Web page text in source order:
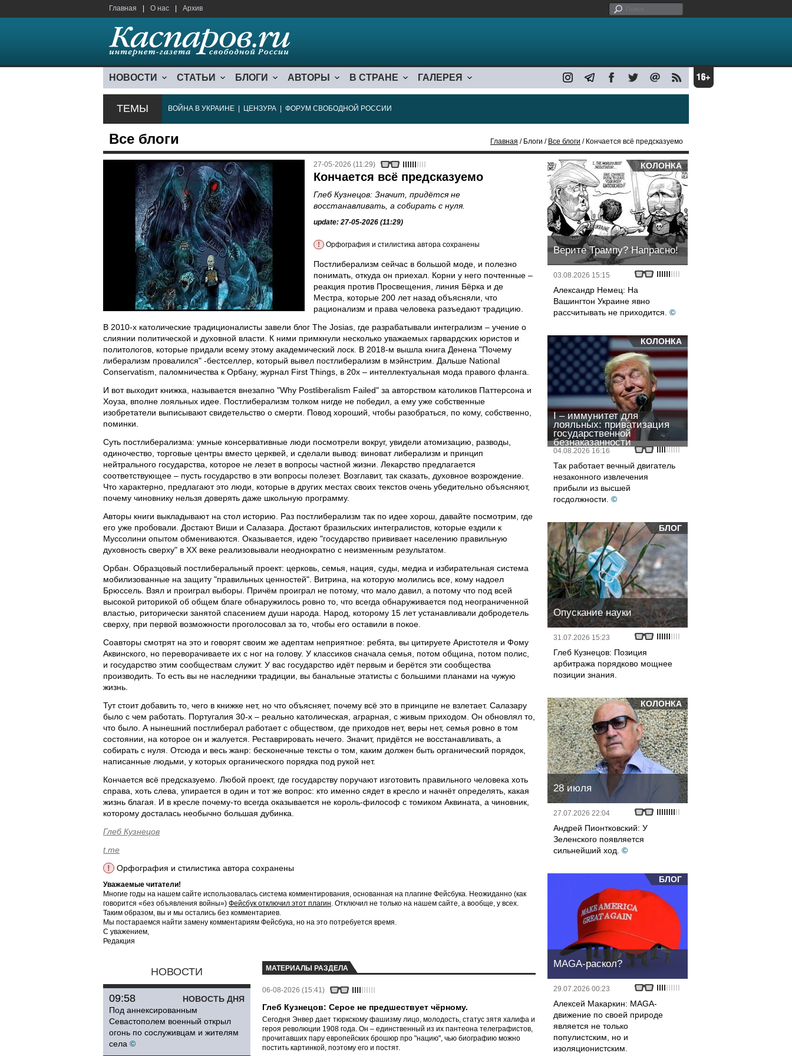
Главная О нас Архив
НОВОСТИ СТАТЬИ БЛОГИ АВТОРЫ В СТРАНЕ ГАЛЕРЕЯ
ТЕМЫ ВОЙНА В УКРАИНЕ ЦЕНЗУРА ФОРУМ СВОБОДНОЙ РОССИИ
Все блоги Главная / Блоги / Все блоги / Кончается всё предсказуемо
27-05-2026 (11:29)
Кончается всё предсказуемо
Глеб Кузнецов: Значит, придётся не
восстанавливать, а собирать с нуля.
update: 27-05-2026 (11:29)
! Орфография и стилистика автора сохранены
Постлиберализм сейчас в большой моде, и полезно
понимать, откуда он приехал. Корни у него почтенные –
реакция против Просвещения, линия Бёрка и де
Местра, которые 200 лет назад объясняли, что
рационализм и права человека разъедают традицию.
В 2010-х католические традиционалисты завели блог The Josias, где разрабатывали интегрализм – учение о
слиянии политической и духовной власти. К ними примкнули несколько уважаемых гарвардских юристов и
политологов, которые придали всему этому академический лоск. В 2018-м вышла книга Денена "Почему
либерализм провалился" -бестселлер, который вывел постлиберализм в мэйнстрим. Дальше National
Conservatism, паломничества к Орбану, журнал First Things, в 20х – интеллектуальная мода правого фланга.
И вот выходит книжка, называется внезапно "Why Postliberalism Failed" за авторством католиков Паттерсона и
Хоуза, вполне лояльных идее. Постлиберализм толком нигде не победил, а ему уже собственные
изобретатели выписывают свидетельство о смерти. Повод хороший, чтобы разобраться, по кому, собственно,
поминки.
Суть постлиберализма: умные консервативные люди посмотрели вокруг, увидели атомизацию, разводы,
одиночество, торговые центры вместо церквей, и сделали вывод: виноват либерализм и принцип
нейтрального государства, которое не лезет в вопросы частной жизни. Лекарство предлагается
соответствующее – пусть государство в эти вопросы полезет. Возглавит, так сказать, духовное возрождение.
Что характерно, предлагают это люди, которые в других местах своих текстов очень убедительно объясняют,
почему чиновнику нельзя доверять даже школьную программу.
Авторы книги выкладывают на стол историю. Раз постлиберализм так по идее хорош, давайте посмотрим, где
его уже пробовали. Достают Виши и Салазара. Достают бразильских интегралистов, которые ездили к
Муссолини опытом обмениваются. Оказывается, идею "государство прививает населению правильную
духовность сверху" в XX веке реализовывали неоднократно с неизменным результатом.
Орбан. Образцовый постлиберальный проект: церковь, семья, нация, суды, медиа и избирательная система
мобилизованные на защиту "правильных ценностей". Витрина, на которую молились все, кому надоел
Брюссель. Взял и проиграл выборы. Причём проиграл не потому, что мало давил, а потому что под всей
высокой риторикой об общем благе обнаружилось ровно то, что всегда обнаруживается под неограниченной
властью, риторически занятой спасением души народа. Народ, которому 15 лет устанавливали добродетель
сверху, при первой возможности проголосовал за то, чтобы его оставили в покое.
Соавторы смотрят на это и говорят своим же адептам неприятное: ребята, вы цитируете Аристотеля и Фому
Аквинского, но переворачиваете их с ног на голову. У классиков сначала семья, потом община, потом полис,
и государство этим сообществам служит. У вас государство идёт первым и берётся эти сообщества
производить. То есть вы не наследники традиции, вы банальные этатисты с большими планами на чужую
жизнь.
Тут стоит добавить то, чего в книжке нет, но что объясняет, почему всё это в принципе не взлетает. Салазару
было с чем работать. Португалия 30-х – реально католическая, аграрная, с живым приходом. Он обновлял то,
что было. А нынешний постлиберал работает с обществом, где приходов нет, веры нет, семья ровно в том
состоянии, на которое он и жалуется. Реставрировать нечего. Значит, придётся не восстанавливать, а
собирать с нуля. Отсюда и весь жанр: бесконечные тексты о том, каким должен быть органический порядок,
написанные людьми, у которых органического порядка под рукой нет.
Кончается всё предсказуемо. Любой проект, где государству поручают изготовить правильного человека хоть
справа, хоть слева, упирается в один и тот же вопрос: кто именно сядет в кресло и начнёт определять, какая
жизнь благая. И в кресле почему-то всегда оказывается не король-философ с томиком Аквината, а чиновник,
которому досталась необычно большая дубинка.
Глеб Кузнецов
t.me
!
Орфография и стилистика автора сохранены
Уважаемые читатели!
Многие годы на нашем сайте использовалась система комментирования, основанная на плагине Фейсбука. Неожиданно (как
говорится «без объявления войны») Фейсбук отключил этот плагин. Отключил не только на нашем сайте, а вообще, у всех.
Таким образом, вы и мы остались без комментариев.
Мы постараемся найти замену комментариям Фейсбука, но на это потребуется время.
С уважением,
Редакция
НОВОСТИ
НОВОСТЬ ДНЯ
09:58
Под аннексированным
Севастополем военный открыл
огонь по сослуживцам и жителям
села ©
МАТЕРИАЛЫ РАЗДЕЛА
06-08-2026 (15:41)
Глеб Кузнецов: Серое не предшествует чёрному.
Сегодня Энвер дает тюркскому фашизму лицо, молодость, статус зятя халифа и
героя революции 1908 года. Он – единственный из их пантеона телеграфистов,
прочитавших пару европейских брошюр про "нацию", чью биографию можно
постить картинкой, поэтому его и постят.
КОЛОНКА
Верите Трампу? Напрасно!
03.08.2026 15:15
Александр Немец: На
Вашингтон Украине явно
рассчитывать не приходится. ©
КОЛОНКА
I – иммунитет для
лояльных: приватизация
государственной
безнаказанности
04.08.2026 16:16
Так работает вечный двигатель
незаконного извлечения
прибыли из высшей
госдолжности. ©
БЛОГ
Опускание науки
31.07.2026 15:23
Глеб Кузнецов: Позиция
арбитража порядково мощнее
позиции знания.
КОЛОНКА
28 июля
27.07.2026 22:04
Андрей Пионтковский: У
Зеленского появляется
сильнейший ход. ©
БЛОГ
MAGA-раскол?
29.07.2026 00:23
Алексей Макаркин: MAGA-
движение по своей природе
является не только
популистским, но и
изоляционистским.